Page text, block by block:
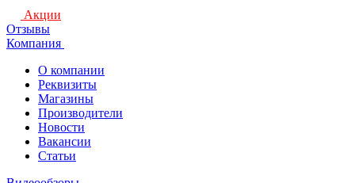
Акции
Отзывы
Компания
О компании
Реквизиты
Магазины
Производители
Новости
Вакансии
Статьи